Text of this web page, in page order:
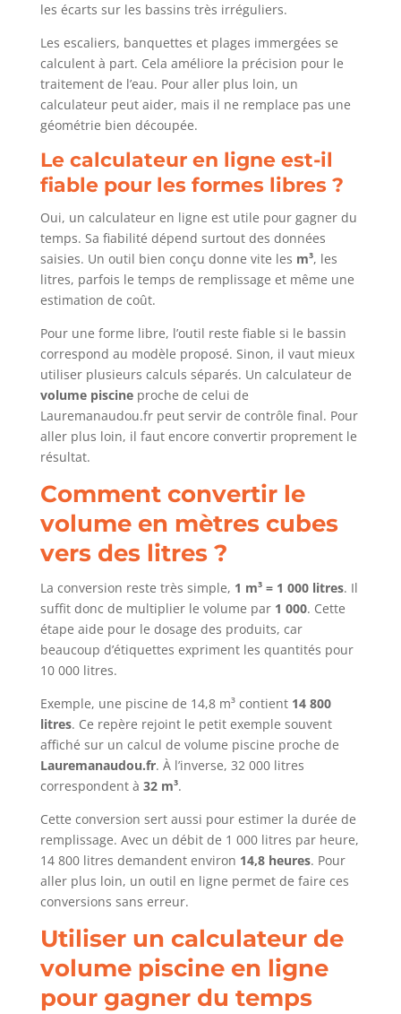
les écarts sur les bassins très irréguliers.
Les escaliers, banquettes et plages immergées se
calculent à part. Cela améliore la précision pour le
traitement de l’eau. Pour aller plus loin, un
calculateur peut aider, mais il ne remplace pas une
géométrie bien découpée.
Le calculateur en ligne est-il
fiable pour les formes libres ?
Oui, un calculateur en ligne est utile pour gagner du
temps. Sa fiabilité dépend surtout des données
saisies. Un outil bien conçu donne vite les m³, les
litres, parfois le temps de remplissage et même une
estimation de coût.
Pour une forme libre, l’outil reste fiable si le bassin
correspond au modèle proposé. Sinon, il vaut mieux
utiliser plusieurs calculs séparés. Un calculateur de
volume piscineproche de celui de
Lauremanaudou.fr peut servir de contrôle final. Pour
aller plus loin, il faut encore convertir proprement le
résultat.
Comment convertir le
volume en mètres cubes
vers des litres ?
La conversion reste très simple, 1 m³ = 1 000 litres. Il
suffit donc de multiplier le volume par 1 000. Cette
étape aide pour le dosage des produits, car
beaucoup d’étiquettes expriment les quantités pour
10 000 litres.
Exemple, une piscine de 14,8 m³ contient 14 800
litres. Ce repère rejoint le petit exemple souvent
affiché sur un calcul de volume piscine proche de
Lauremanaudou.fr. À l’inverse, 32 000 litres
correspondent à 32 m³.
Cette conversion sert aussi pour estimer la durée de
remplissage. Avec un débit de 1 000 litres par heure,
14 800 litres demandent environ 14,8 heures. Pour
aller plus loin, un outil en ligne permet de faire ces
conversions sans erreur.
Utiliser un calculateur de
volume piscine en ligne
pour gagner du temps